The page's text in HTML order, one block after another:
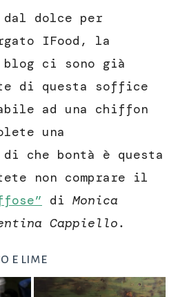
dolce per
IFood, la
ci sono già
di questa soffice
ad una chiffon
una
che bontà è questa
non comprare il
di Monica
Cappiello.
e lime